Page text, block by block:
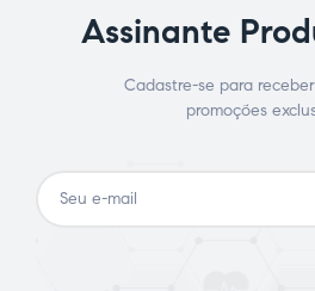
Assinante
Cadastre-se para
promoções